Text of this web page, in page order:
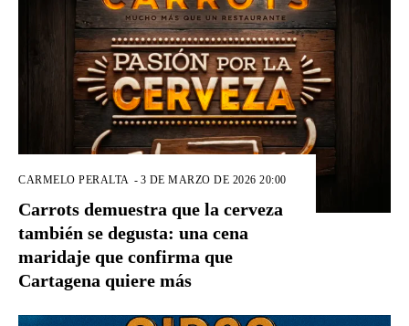
CARMELO PERALTA - 3 DE MARZO DE 2026 20:00
Carrots demuestra que la cerveza
también se degusta: una cena
maridaje que confirma que
Cartagena quiere más